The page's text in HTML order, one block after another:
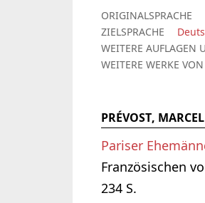
ORIGINALSPRACHE
ZIELSPRACHE
WEITERE AUFLAGEN
WEITERE WERKE VON
PRÉVOST, MARCEL
Pariser
Französischen
234 S.